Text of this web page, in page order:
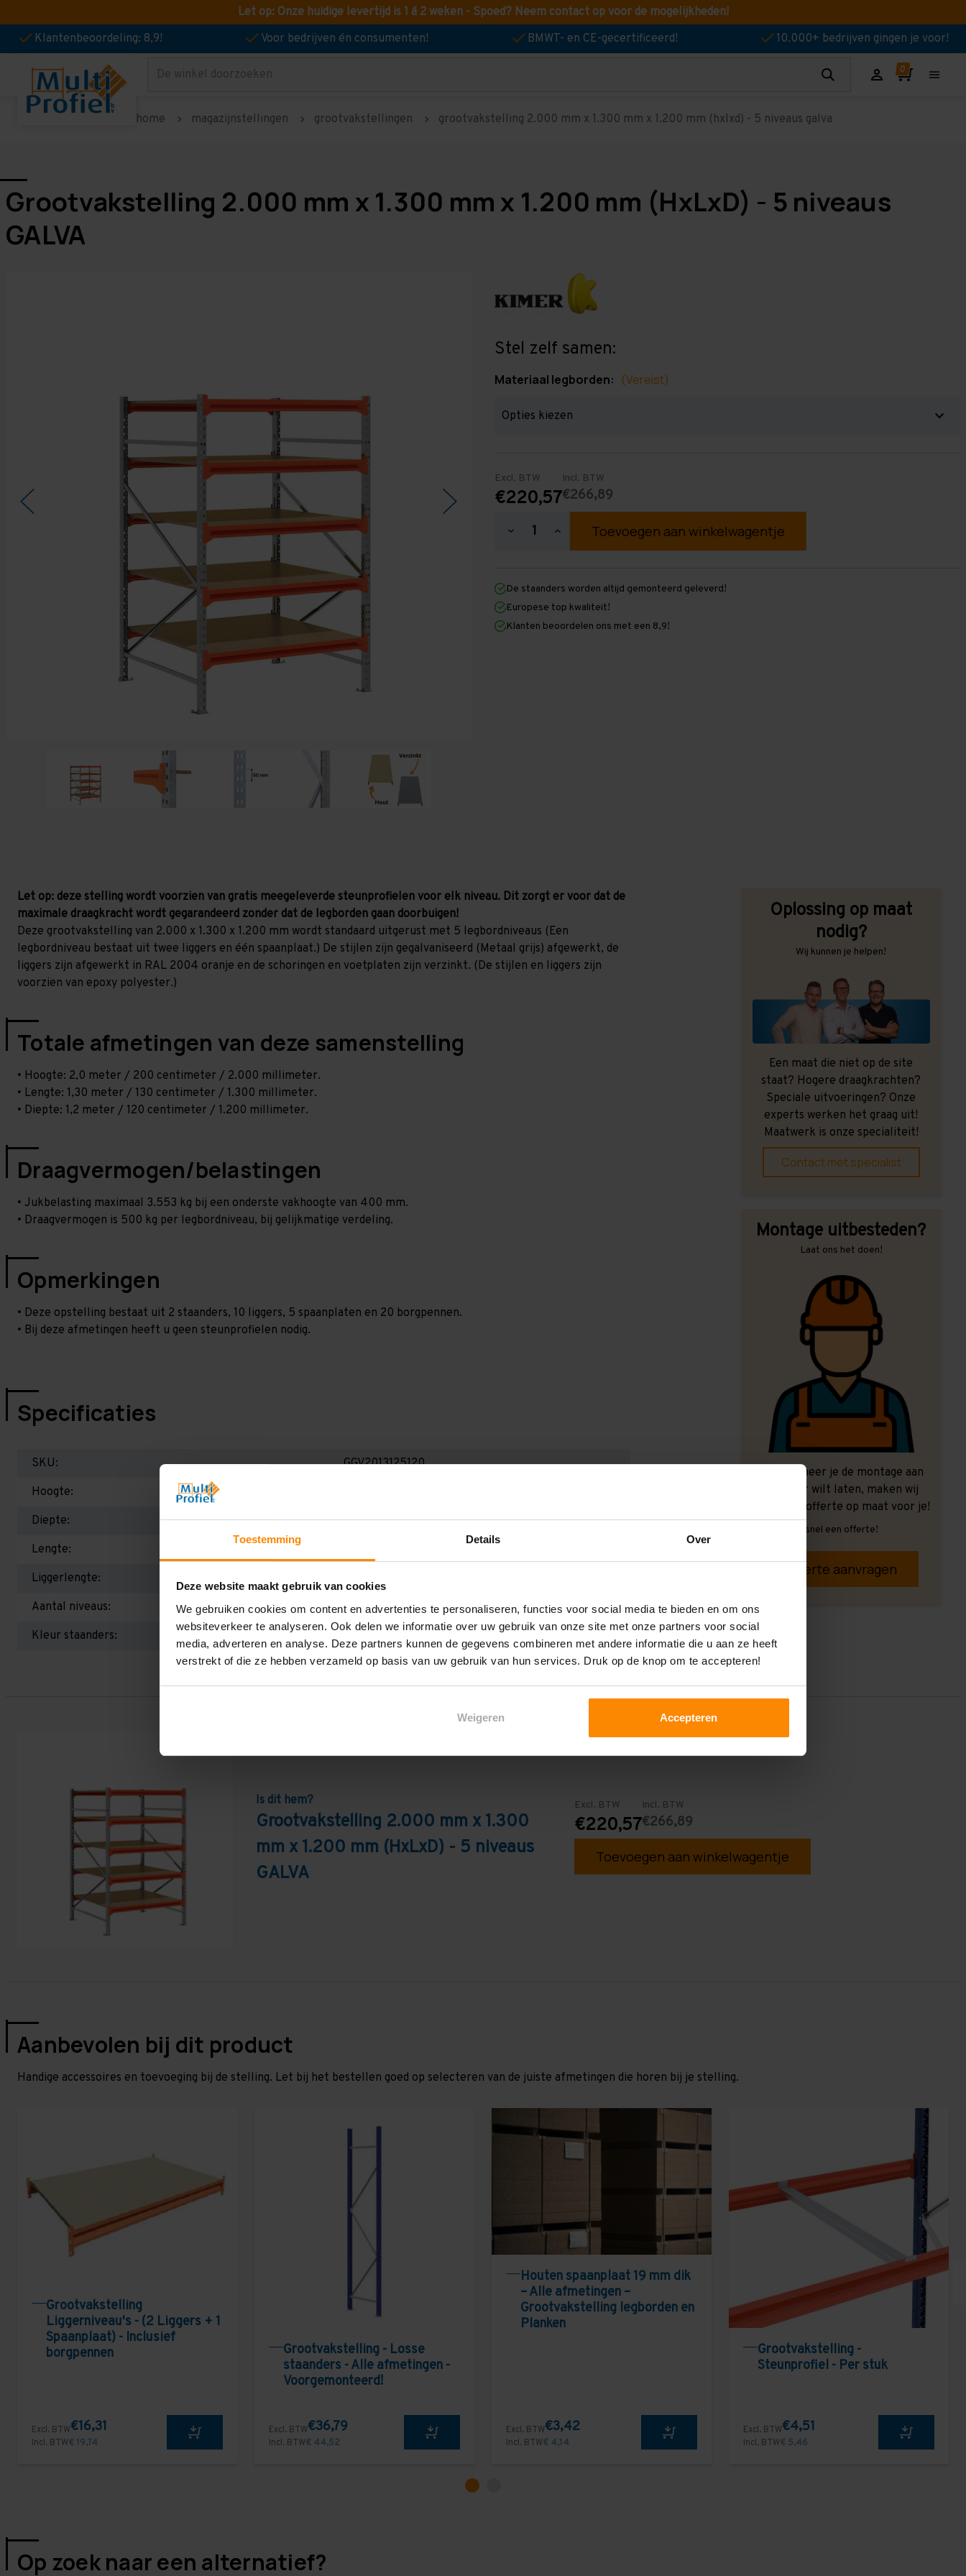
Toestemming Details Over
Deze website maakt gebruik van cookies
We gebruiken cookies om content en advertenties te personaliseren, functies voor social media te bieden en om ons
websiteverkeer te analyseren. Ook delen we informatie over uw gebruik van onze site met onze partners voor social
media, adverteren en analyse. Deze partners kunnen de gegevens combineren met andere informatie die u aan ze heeft
verstrekt of die ze hebben verzameld op basis van uw gebruik van hun services. Druk op de knop om te accepteren!
Weigeren Accepteren
Let op: Onze huidige levertijd is 1 á 2 weken - Spoed? Neem contact op voor de mogelijkheden!
Klantenbeoordeling: 8,9!
Voor bedrijven én consumenten! BMWT- en CE-gecertificeerd! 10.000+ bedrijven gingen je voor!
Zoeken
home magazijnstellingen grootvakstellingen grootvakstelling 2.000 mm x 1.300 mm x 1.200 mm (hxlxd) - 5 niveaus galva
Grootvakstelling 2.000 mm x 1.300 mm x 1.200 mm (HxLxD) - 5 niveaus
GALVA
Stel zelf samen:
Materiaal legborden: (Vereist)
Excl. BTW
€220,57
Incl. BTW
€266,89
Hoeveelheid
2.000
mm
x
1.300
mm
Hoeveelheid
verhogen
2.000
mm
x
1.300
mm
De staanders worden altijd gemonteerd geleverd!
Europese top kwaliteit!
Klanten beoordelen ons met een 8,9!
Let op: deze stelling wordt voorzien van gratis meegeleverde steunprofielen voor elk niveau. Dit zorgt er voor dat de
maximale draagkracht wordt gegarandeerd zonder dat de legborden gaan doorbuigen!
Deze grootvakstelling van 2.000 x 1.300 x 1.200 mm wordt standaard uitgerust met 5 legbordniveaus (Een
legbordniveau bestaat uit twee liggers en één spaanplaat.) De stijlen zijn gegalvaniseerd (Metaal grijs) afgewerkt, de
liggers zijn afgewerkt in RAL 2004 oranje en de schoringen en voetplaten zijn verzinkt. (De stijlen en liggers zijn
voorzien van epoxy polyester.)
Totale afmetingen van deze samenstelling
• Hoogte: 2,0 meter / 200 centimeter / 2.000 millimeter.
• Lengte: 1,30 meter / 130 centimeter / 1.300 millimeter.
• Diepte: 1,2 meter / 120 centimeter / 1.200 millimeter.
Draagvermogen/belastingen
• Jukbelasting maximaal 3.553 kg bij een onderste vakhoogte van 400 mm.
• Draagvermogen is 500 kg per legbordniveau, bij gelijkmatige verdeling.
Opmerkingen
• Deze opstelling bestaat uit 2 staanders, 10 liggers, 5 spaanplaten en 20 borgpennen.
• Bij deze afmetingen heeft u geen steunprofielen nodig.
Specificaties
SKU:
GGV2013125120
Hoogte:
Diepte:
1.200 mm
Lengte:
Liggerlengte:
1.200 mm
Aantal niveaus:
5
Kleur staanders:
Oplossing op maat
nodig?
Wij kunnen je helpen!
Een maat die niet op de site
staat? Hogere draagkrachten?
Speciale uitvoeringen? Onze
experts werken het graag uit!
Maatwerk is onze specialiteit!
Contact met specialist
Montage uitbesteden?
Laat ons het doen!
Ook wanneer je de montage aan
ons over wilt laten, maken wij
graag een offerte op maat voor je!
Vrijblijvend, snel een offerte!
Offerte aanvragen
Is dit hem?
Grootvakstelling 2.000 mm x 1.300
mm x 1.200 mm (HxLxD) - 5 niveaus
GALVA
Excl. BTW
€220,57
Incl. BTW
€266,89
Toevoegen aan winkelwagentje
Aanbevolen bij dit product
Handige accessoires en toevoeging bij de stelling. Let bij het bestellen goed op selecteren van de juiste afmetingen die horen bij je stelling.
Grootvakstelling
Liggerniveau's - (2 Liggers + 1
Spaanplaat) - Inclusief
borgpennen
Excl. BTW€16,31
Incl. BTW€ 19,74
Grootvakstelling - Losse
staanders - Alle afmetingen -
Voorgemonteerd!
Excl. BTW€36,79
Incl. BTW€ 44,52
Houten spaanplaat 19 mm dik
– Alle afmetingen –
Grootvakstelling legborden en
Planken
Excl. BTW€3,42
Incl. BTW€ 4,14
Grootvakstelling -
Steunprofiel - Per stuk
Excl. BTW€4,51
Incl. BTW€ 5,46
Op zoek naar een alternatief?